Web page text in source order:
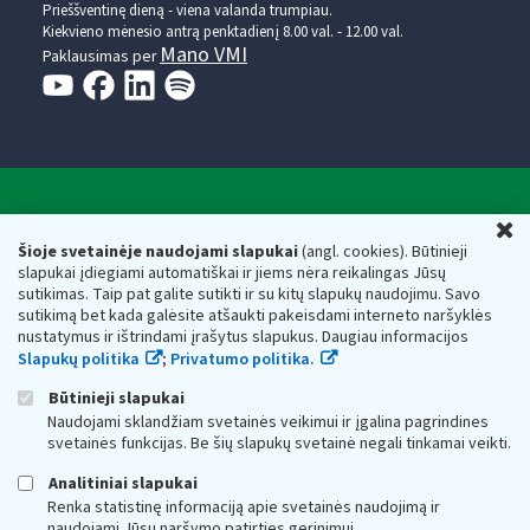
Šioje svetainėje naudojami slapukai(angl. cookies). Būtinieji
slapukai įdiegiami automatiškai ir jiems nėra reikalingas Jūsų
sutikimas. Taip pat galite sutikti ir su kitų slapukų naudojimu. Savo
sutikimą bet kada galėsite atšaukti pakeisdami interneto naršyklės
nustatymus ir ištrindami įrašytus slapukus. Daugiau informacijos
Slapukų politika
; Privatumo politika.
Būtinieji slapukai
Naudojami sklandžiam svetainės veikimui ir įgalina pagrindines
svetainės funkcijas. Be šių slapukų svetainė negali tinkamai veikti.
Analitiniai slapukai
Renka statistinę informaciją apie svetainės naudojimą ir
Prieššventinę dieną - viena valanda trumpiau.
Kiekvieno mėnesio antrą penktadienį 8.00 val. - 12.00 val.
Paklausimas per Mano VMI
Respublikos finansų ministerijos
Biudžetinė įstaiga. Juridinio asmens kodas — 188659752,
adresas: Vasario 16-osios g. 14, 01107 Vilnius, Lietuva, el.paštas:
vmi@vmi.lt, E. pristatymo dėžutės adresas 188659752
Duomenys apie Valstybinę mokesčių inspekciją prie Lietuvos
Respublikos finansų ministerijos kaupiami ir saugomi Juridinių